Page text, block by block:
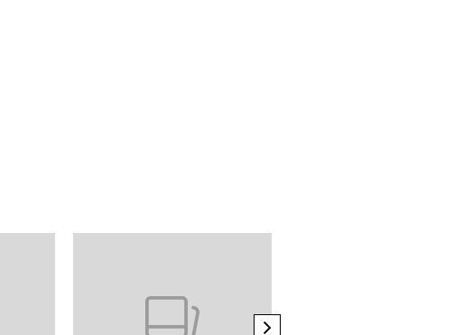
next element